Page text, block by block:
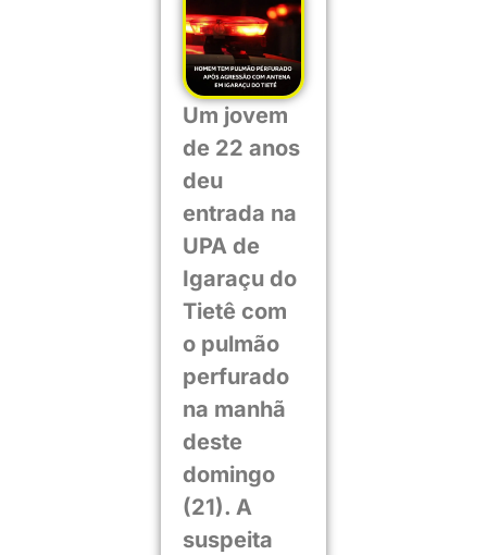
Um jovem
de 22 anos
deu
entrada na
UPA de
Igaraçu do
Tietê com
o pulmão
perfurado
na manhã
deste
domingo
(21). A
suspeita